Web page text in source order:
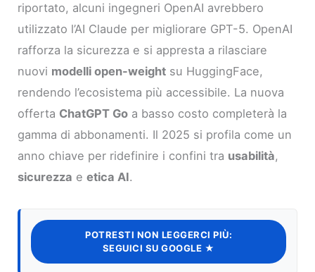
riportato, alcuni ingegneri OpenAI avrebbero
utilizzato l’AI Claude per migliorare GPT-5. OpenAI
rafforza la sicurezza e si appresta a rilasciare
nuovi modelli open-weight su HuggingFace,
rendendo l’ecosistema più accessibile. La nuova
offerta ChatGPT Go a basso costo completerà la
gamma di abbonamenti. Il 2025 si profila come un
anno chiave per ridefinire i confini tra usabilità,
sicurezza eetica AI.
POTRESTI NON LEGGERCI PIÙ:
SEGUICI SU GOOGLE ★